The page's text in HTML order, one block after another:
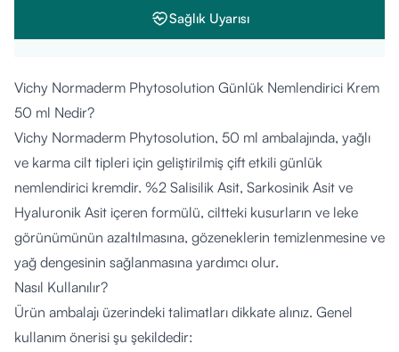
Sağlık Uyarısı
Vichy Normaderm Phytosolution Günlük Nemlendirici Krem
50 ml Nedir?
Vichy Normaderm Phytosolution, 50 ml ambalajında, yağlı
ve karma cilt tipleri için geliştirilmiş çift etkili günlük
nemlendirici kremdir. %2 Salisilik Asit, Sarkosinik Asit ve
Hyaluronik Asit içeren formülü, ciltteki kusurların ve leke
görünümünün azaltılmasına, gözeneklerin temizlenmesine ve
yağ dengesinin sağlanmasına yardımcı olur.
Nasıl Kullanılır?
Ürün ambalajı üzerindeki talimatları dikkate alınız. Genel
kullanım önerisi şu şekildedir: